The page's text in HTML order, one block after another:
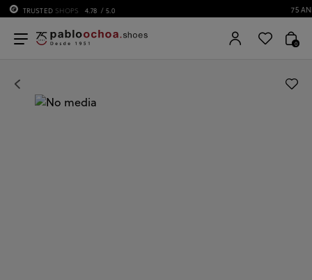
75 ANIVERSARIO | Desde 1951 pabloochoa.shoes
0